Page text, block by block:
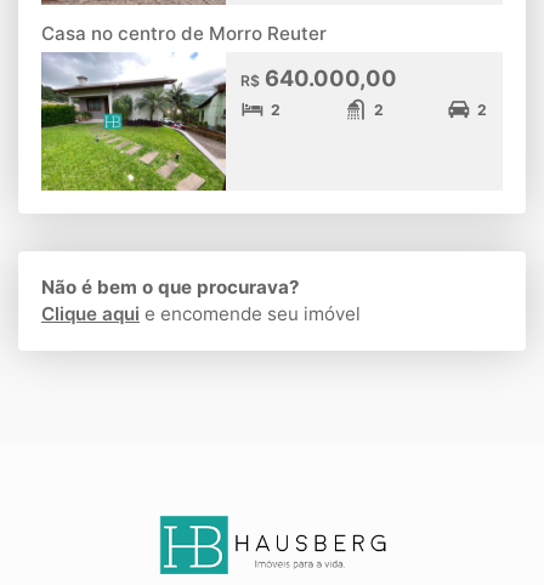
Casa no centro de Morro Reuter
R$ 640.000,00
2 2 2
Não é bem o que procurava?
Clique aqui e encomende seu imóvel